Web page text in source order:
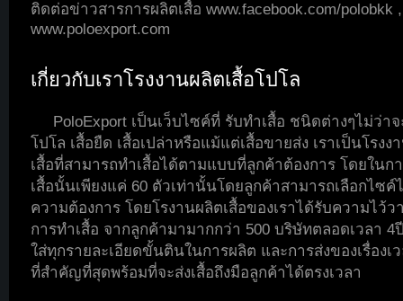
ติดต่อข่าวสารการผลิตเสื้อ www.facebook.com/polobkk ,
www.poloexport.com
เกี่ยวกับเราโรงงานผลิตเสื้อโปโล
PoloExport เป็นเว็บไซค์ที่ รับทำเสื้อ ชนิดต่างๆไม่ว่าจ
โปโล เสื้อยืด เสื้อเปล่าหรือแม้แต่เสื้อขายส่ง เราเป็นโรงง
เสื้อที่สามารถทำเสื้อได้ตามแบบที่ลูกค้าต้องการ โดยในก
เสื้อนั้นเพียงแค่ 60 ตัวเท่านั้นโดยลูกค้าสามารถเลือกไซค์
ความต้องการ โดยโรงานผลิตเสื้อของเราได้รับความไว้ว
การทำเสื้อ จากลูกค้ามามากกว่า 500 บริษัทตลอดเวลา
ใส่ทุกรายละเอียดขั้นตินในการผลิต และการส่งของเรื่องเ
ที่สำคัญที่สุดพร้อมที่จะส่งเสื้อถึงมือลูกค้าได้ตรงเวลา